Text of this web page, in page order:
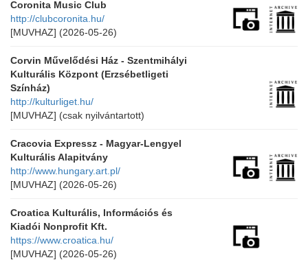
Coronita Music Club
http://clubcoronita.hu/
[MUVHAZ] (2026-05-26)
Corvin Művelődési Ház - Szentmihályi
Kulturális Központ (Erzsébetligeti
Színház)
http://kulturliget.hu/
[MUVHAZ] (csak nyilvántartott)
Cracovia Expressz - Magyar-Lengyel
Kulturális Alapitvány
http://www.hungary.art.pl/
[MUVHAZ] (2026-05-26)
Croatica Kulturális, Információs és
Kiadói Nonprofit Kft.
https://www.croatica.hu/
[MUVHAZ] (2026-05-26)